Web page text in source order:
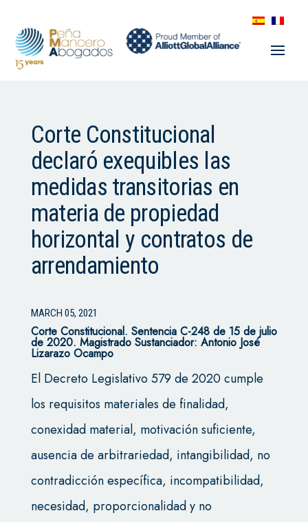
Corte Constitucional
declaró exequibles las
medidas transitorias en
materia de propiedad
horizontal y contratos de
arrendamiento
MARCH 05, 2021
Corte Constitucional. Sentencia C-248 de 15 de julio
de 2020. Magistrado Sustanciador: Antonio José
Lizarazo Ocampo
El Decreto Legislativo 579 de 2020 cumple
los requisitos materiales de finalidad,
conexidad material, motivación suficiente,
ausencia de arbitrariedad, intangibilidad, no
contradicción específica, incompatibilidad,
necesidad, proporcionalidad y no